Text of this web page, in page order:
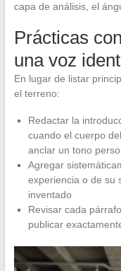
capa de análisis, el
Prácticas
una voz
En lugar de listar
el terreno:
Redactar la
cuando el cuerpo
anclar un tono
Agregar
experiencia o de su
inventado
Revisar cada
publicar